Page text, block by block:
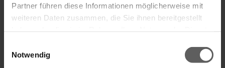
Partner führen diese Informationen möglicherweise mit
weiteren Daten zusammen, die Sie ihnen bereitgestellt
Notwendig
Farben & Stoffe
Weitere Informationen
Das könnte Sie auch interessieren